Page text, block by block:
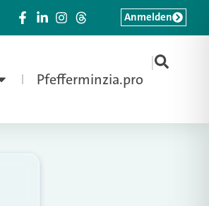
Pfefferminzia.pro
|
Anmelden